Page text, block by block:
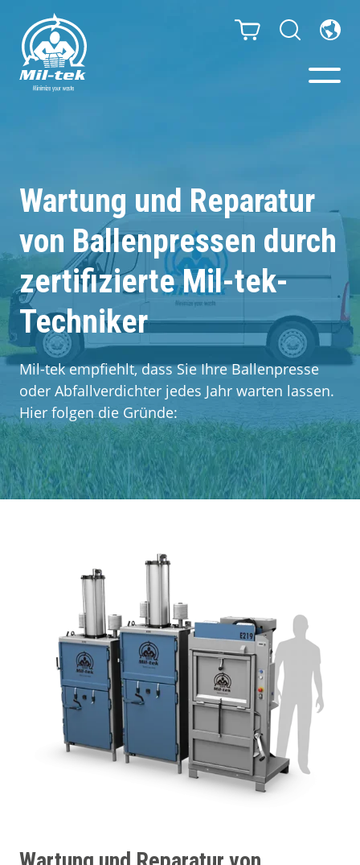
Webshop
Ihr Unternehmen
Material
Kundenfälle
Über Mil-tek
Kontakt
Wartung und Reparatur
von Ballenpressen durch
zertifizierte Mil-tek-
Techniker
Mil-tek empfiehlt, dass Sie Ihre Ballenpresse
oder Abfallverdichter jedes Jahr warten lassen.
Hier folgen die Gründe: